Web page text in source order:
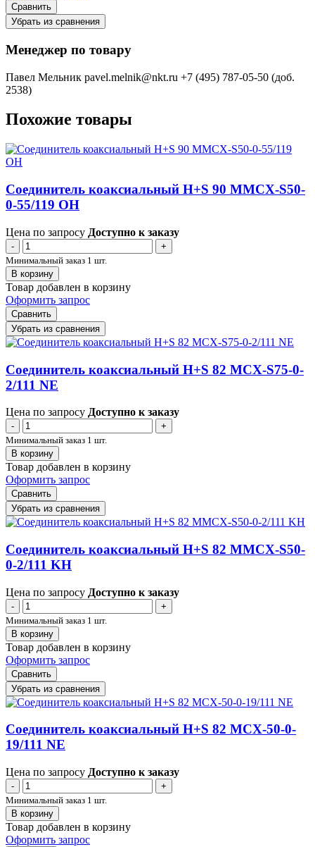
Сравнить
Убрать из сравнения
Менеджер по товару
Павел Мельник pavel.melnik@nkt.ru +7 (495) 787-05-50 (доб.
2538)
Похожие товары
Соединитель коаксиальный H+S 90 MMCX-S50-
0-55/119 OH
Цена по запросу Доступно к заказу
-
+
Минимальный заказ 1 шт.
В корзину
Товар добавлен в корзину
Оформить запрос
Сравнить
Убрать из сравнения
Соединитель коаксиальный H+S 82 MCX-S75-0-
2/111 NE
Цена по запросу Доступно к заказу
-
+
Минимальный заказ 1 шт.
В корзину
Товар добавлен в корзину
Оформить запрос
Сравнить
Убрать из сравнения
Соединитель коаксиальный H+S 82 MMCX-S50-
0-2/111 KH
Цена по запросу Доступно к заказу
-
+
Минимальный заказ 1 шт.
В корзину
Товар добавлен в корзину
Оформить запрос
Сравнить
Убрать из сравнения
Соединитель коаксиальный H+S 82 MCX-50-0-
19/111 NE
Цена по запросу Доступно к заказу
-
+
Минимальный заказ 1 шт.
В корзину
Товар добавлен в корзину
Оформить запрос